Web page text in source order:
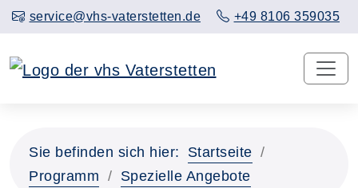
service@vhs-vaterstetten.de +49 8106 359035
Sie befinden sich hier:
Startseite
Programm
Spezielle Angebote